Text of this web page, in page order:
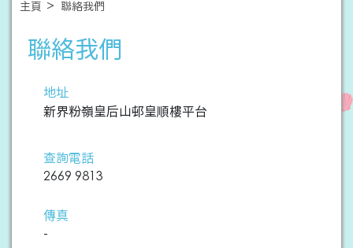
主頁 聯絡我們
聯絡我們
地址
新界粉嶺皇后山邨皇順樓平台
查詢電話
2669 9813
傳真
-